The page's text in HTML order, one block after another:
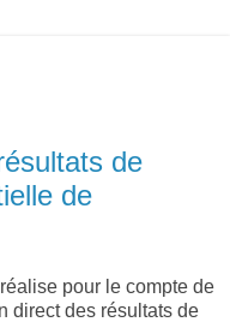
de
de
pour le compte de
direct des résultats de